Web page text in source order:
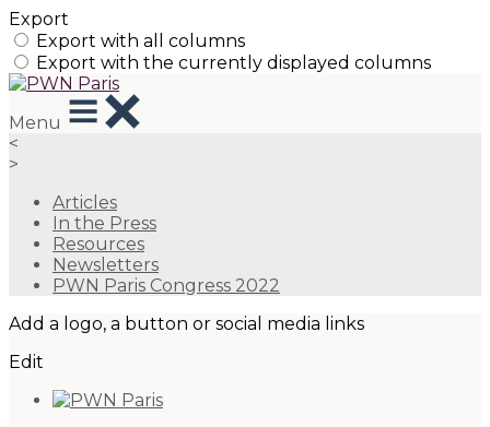
Export
Export with all columns
Export with the currently displayed columns
Menu
<
>
Articles
In the Press
Resources
Newsletters
PWN Paris Congress 2022
Add a logo, a button or social media links
Edit